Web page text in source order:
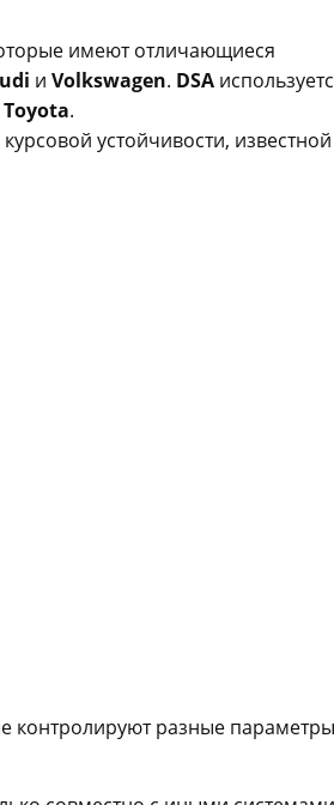
имеют отличающиеся
и Volkswagen. DSA
Toyota.
устойчивости, известной
контролируют разные